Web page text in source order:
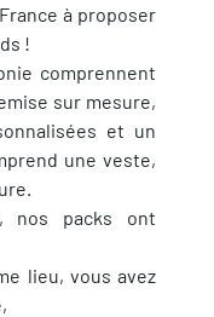
à proposer
!
comprennent
sur mesure,
et un
une veste,
nos packs ont
lieu, vous avez